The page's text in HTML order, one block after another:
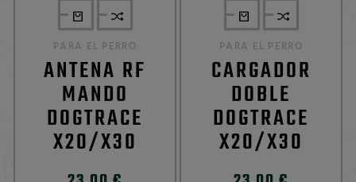
PARA EL PERRO
ANTENA RF
MANDO
DOGTRACE
X20/X30
PARA EL PERRO
CARGADOR
DOBLE
DOGTRACE
X20/X30